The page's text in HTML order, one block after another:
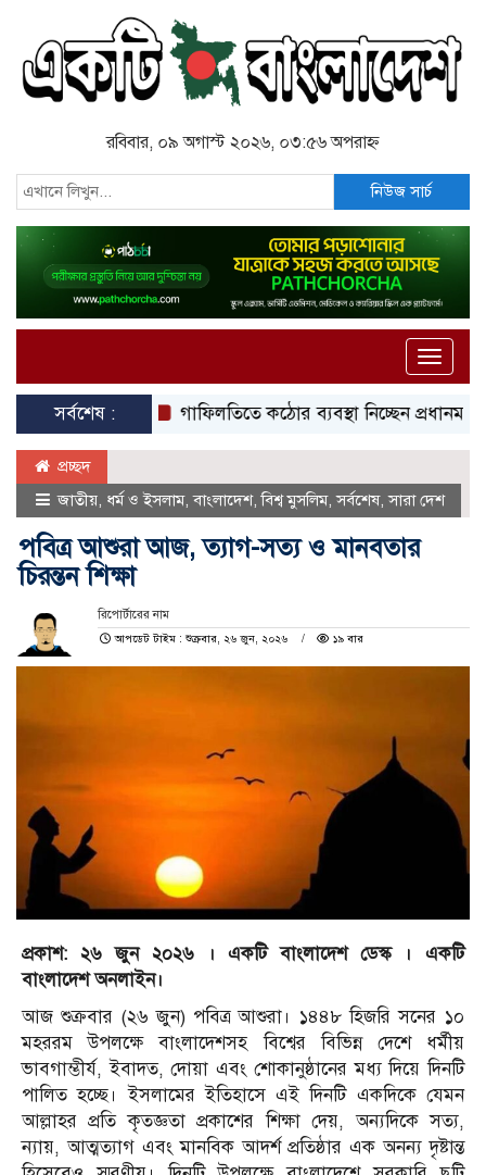
রবিবার, ০৯ অগাস্ট ২০২৬, ০৩:৫৬ অপরাহ্ন
নিউজ সার্চ
Toggle
সর্বশেষ : গাফিলতিতে কঠোর ব্যবস্থা নিচ্ছেন প্রধানমন্ত্রী: রিজভী
প্রচ্ছদ
জাতীয়, ধর্ম ও ইসলাম,বাংলাদেশ,বিশ্ব মুসলিম,সর্বশেষ,সারা দেশ
পবিত্র আশুরা আজ, ত্যাগ-সত্য ও মানবতার
চিরন্তন শিক্ষা
রিপোর্টারের নাম
আপডেট টাইম : শুক্রবার, ২৬ জুন, ২০২৬
১৯ বার
প্রকাশ: ২৬ জুন ২০২৬ । একটি বাংলাদেশ ডেস্ক । একটি
বাংলাদেশ অনলাইন।
আজ শুক্রবার (২৬ জুন) পবিত্র আশুরা। ১৪৪৮ হিজরি সনের ১০
মহররম উপলক্ষে বাংলাদেশসহ বিশ্বের বিভিন্ন দেশে ধর্মীয়
ভাবগাম্ভীর্য, ইবাদত, দোয়া এবং শোকানুষ্ঠানের মধ্য দিয়ে দিনটি
পালিত হচ্ছে। ইসলামের ইতিহাসে এই দিনটি একদিকে যেমন
আল্লাহর প্রতি কৃতজ্ঞতা প্রকাশের শিক্ষা দেয়, অন্যদিকে সত্য,
ন্যায়, আত্মত্যাগ এবং মানবিক আদর্শ প্রতিষ্ঠার এক অনন্য দৃষ্টান্ত